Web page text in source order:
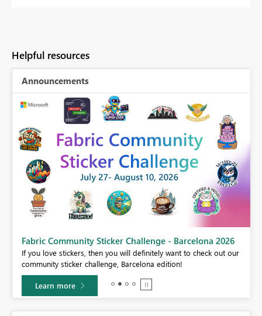
Helpful resources
Announcements
Fabric Community Sticker Challenge - Barcelona 2026
If you love stickers, then you will definitely want to check out our
community sticker challenge, Barcelona edition!
Learn more